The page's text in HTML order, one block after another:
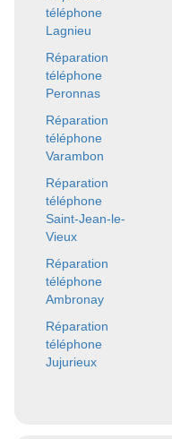
téléphone
Lagnieu
Réparation
téléphone
Peronnas
Réparation
téléphone
Varambon
Réparation
téléphone
Saint-Jean-le-
Vieux
Réparation
téléphone
Ambronay
Réparation
téléphone
Jujurieux